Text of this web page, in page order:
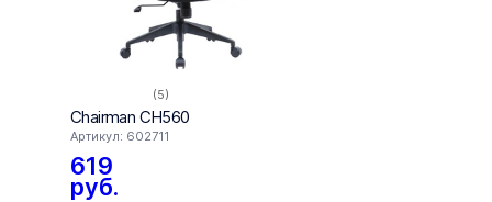
(5)
Chairman CH560
Артикул: 602711
619
руб.